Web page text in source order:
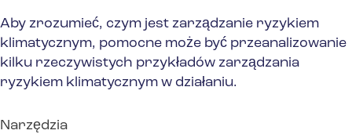
Aby zrozumieć, czym jest zarządzanie ryzykiem
klimatycznym, pomocne może być przeanalizowanie
kilku rzeczywistych przykładów zarządzania
ryzykiem klimatycznym w działaniu.
Narzędzia